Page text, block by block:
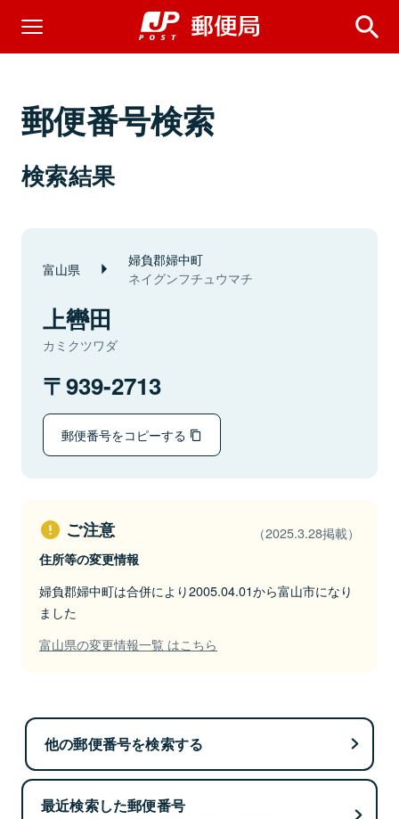
郵便番号検索
検索結果
富山県 婦負郡婦中町
ネイグンフチュウマチ
上轡田
カミクツワダ
939-2713
郵便番号をコピーする
ご注意 （2025.3.28掲載）
住所等の変更情報
婦負郡婦中町は合併により2005.04.01から富山市になり
ました
富山県の変更情報一覧 はこちら
他の郵便番号を検索する
最近検索した郵便番号